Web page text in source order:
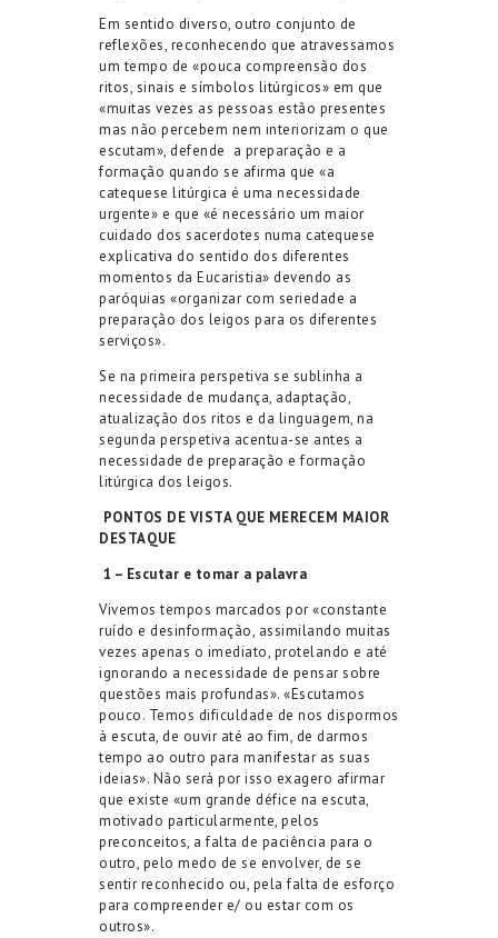
Em sentido diverso, outro conjunto de
reflexões, reconhecendo que atravessamos
um tempo de «pouca compreensão dos
ritos, sinais e símbolos litúrgicos» em que
«muitas vezes as pessoas estão presentes
mas não percebem nem interiorizam o que
escutam», defende a preparação e a
formação quando se afirma que «a
catequese litúrgica é uma necessidade
urgente» e que «é necessário um maior
cuidado dos sacerdotes numa catequese
explicativa do sentido dos diferentes
momentos da Eucaristia» devendo as
paróquias «organizar com seriedade a
preparação dos leigos para os diferentes
serviços».
Se na primeira perspetiva se sublinha a
necessidade de mudança, adaptação,
atualização dos ritos e da linguagem, na
segunda perspetiva acentua-se antes a
necessidade de preparação e formação
litúrgica dos leigos.
PONTOS DE VISTA QUE MERECEM MAIOR
DESTAQUE
1 – Escutar e tomar a palavra
Vivemos tempos marcados por «constante
ruído e desinformação, assimilando muitas
vezes apenas o imediato, protelando e até
ignorando a necessidade de pensar sobre
questões mais profundas». «Escutamos
pouco. Temos dificuldade de nos dispormos
à escuta, de ouvir até ao fim, de darmos
tempo ao outro para manifestar as suas
ideias». Não será por isso exagero afirmar
que existe «um grande défice na escuta,
motivado particularmente, pelos
preconceitos, a falta de paciência para o
outro, pelo medo de se envolver, de se
sentir reconhecido ou, pela falta de esforço
para compreender e/ ou estar com os
outros».